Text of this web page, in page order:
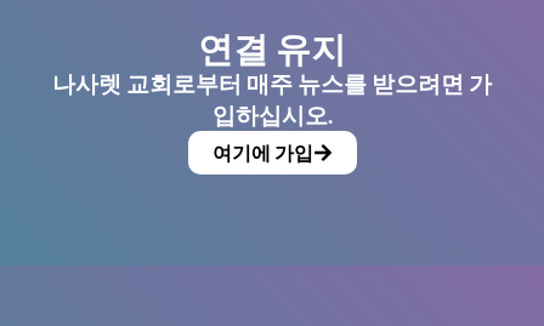
연결 유지
나사렛 교회로부터 매주 뉴스를 받으려면 가
입하십시오.
여기에 가입